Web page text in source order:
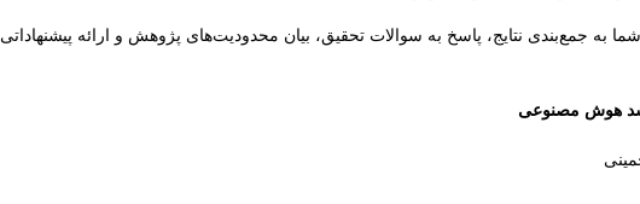
به جمع‌بندی نتایج، پاسخ به سوالات تحقیق، بیان محدودیت‌های پژوهش و ارائه پیشنهاداتی